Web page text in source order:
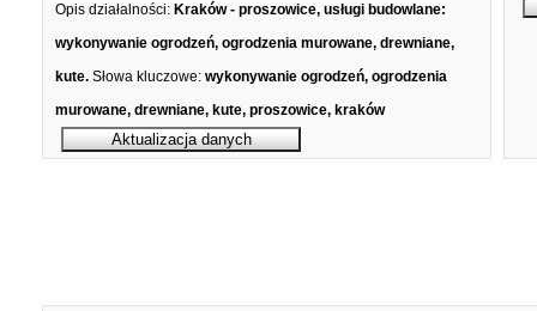
Opis działalności: Kraków - proszowice, usługi budowlane:
wykonywanie ogrodzeń, ogrodzenia murowane, drewniane,
kute. Słowa kluczowe: wykonywanie ogrodzeń, ogrodzenia
murowane, drewniane, kute, proszowice, kraków